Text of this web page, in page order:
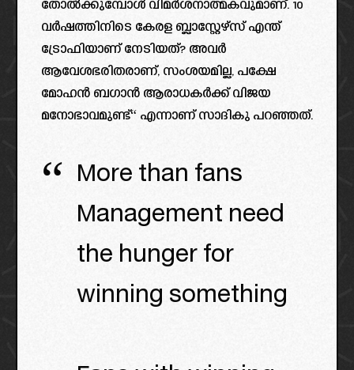
തോൽക്കുമ്പോൾ വിമർശനാത്മകവുമാണ്. 10
വർഷത്തിനിടെ കേരള ബ്ലാസ്റ്റേഴ്‌സ് എന്ത്
ട്രോഫിയാണ് നേടിയത്? അവർ
ആവേശഭരിതരാണ്, സംശയമില്ല, പക്ഷേ
മോഹൻ ബഗാൻ ആരാധകർക്ക് വിജയ
മനോഭാവമുണ്ട്“ എന്നാണ് സാദികു പറഞ്ഞത്.
More than fans
Management need
the hunger for
winning something